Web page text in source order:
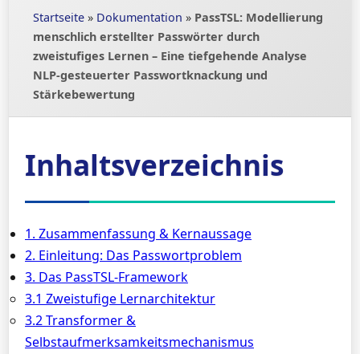
Startseite » Dokumentation » PassTSL: Modellierung
menschlich erstellter Passwörter durch
zweistufiges Lernen – Eine tiefgehende Analyse
NLP-gesteuerter Passwortknackung und
Stärkebewertung
Inhaltsverzeichnis
1. Zusammenfassung & Kernaussage
2. Einleitung: Das Passwortproblem
3. Das PassTSL-Framework
3.1 Zweistufige Lernarchitektur
3.2 Transformer &
Selbstaufmerksamkeitsmechanismus